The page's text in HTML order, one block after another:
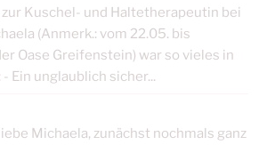
Kuschel- und Haltetherapeutin bei
(Anmerk.: vom 22.05. bis
Oase Greifenstein) war so vieles in
Ein unglaublich sicher...
Michaela, zunächst nochmals ganz